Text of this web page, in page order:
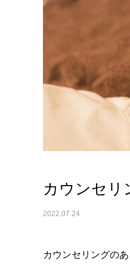
カウンセリ
2022.07.24
カウンセリングの